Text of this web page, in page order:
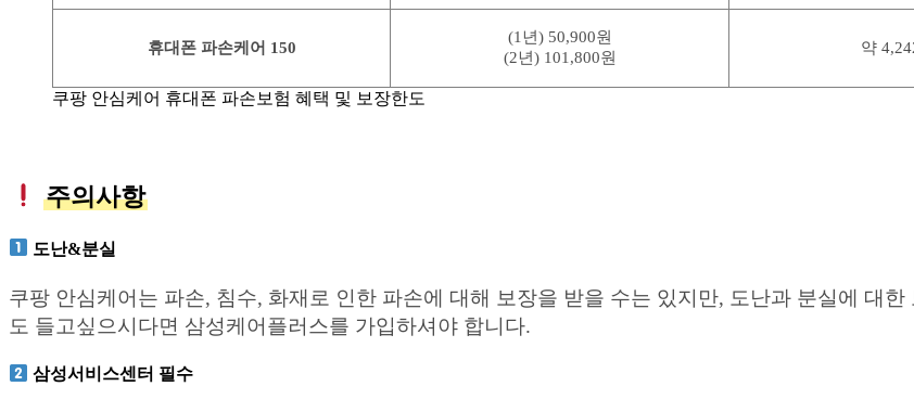
휴대폰 파손케어 150
(1년) 50,900원
(2년) 101,800원
약
쿠팡 안심케어 휴대폰 파손보험 혜택 및 보장한도
주의사항
도난&분실
쿠팡 안심케어는 파손, 침수, 화재로 인한 파손에 대해 보장을 받을 수는 있지만, 도난과 분실에 대
도 들고싶으시다면 삼성케어플러스를 가입하셔야 합니다.
삼성서비스센터 필수